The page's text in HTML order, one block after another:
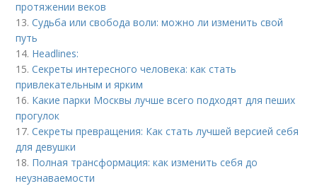
протяжении веков
13.Судьба или свобода воли: можно ли изменить свой
путь
14. Headlines:
15.Секреты интересного человека: как стать
привлекательным и ярким
16. Какие парки Москвы лучше всего подходят для пеших
прогулок
17.Секреты превращения: Как стать лучшей версией себя
для девушки
18. Полная трансформация: как изменить себя до
неузнаваемости